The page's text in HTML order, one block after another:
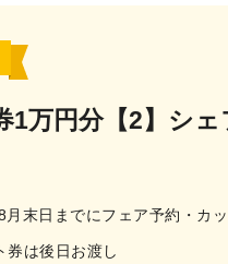
1万円分【2】シ
月末日までにフェア予約・カ
は後日お渡し